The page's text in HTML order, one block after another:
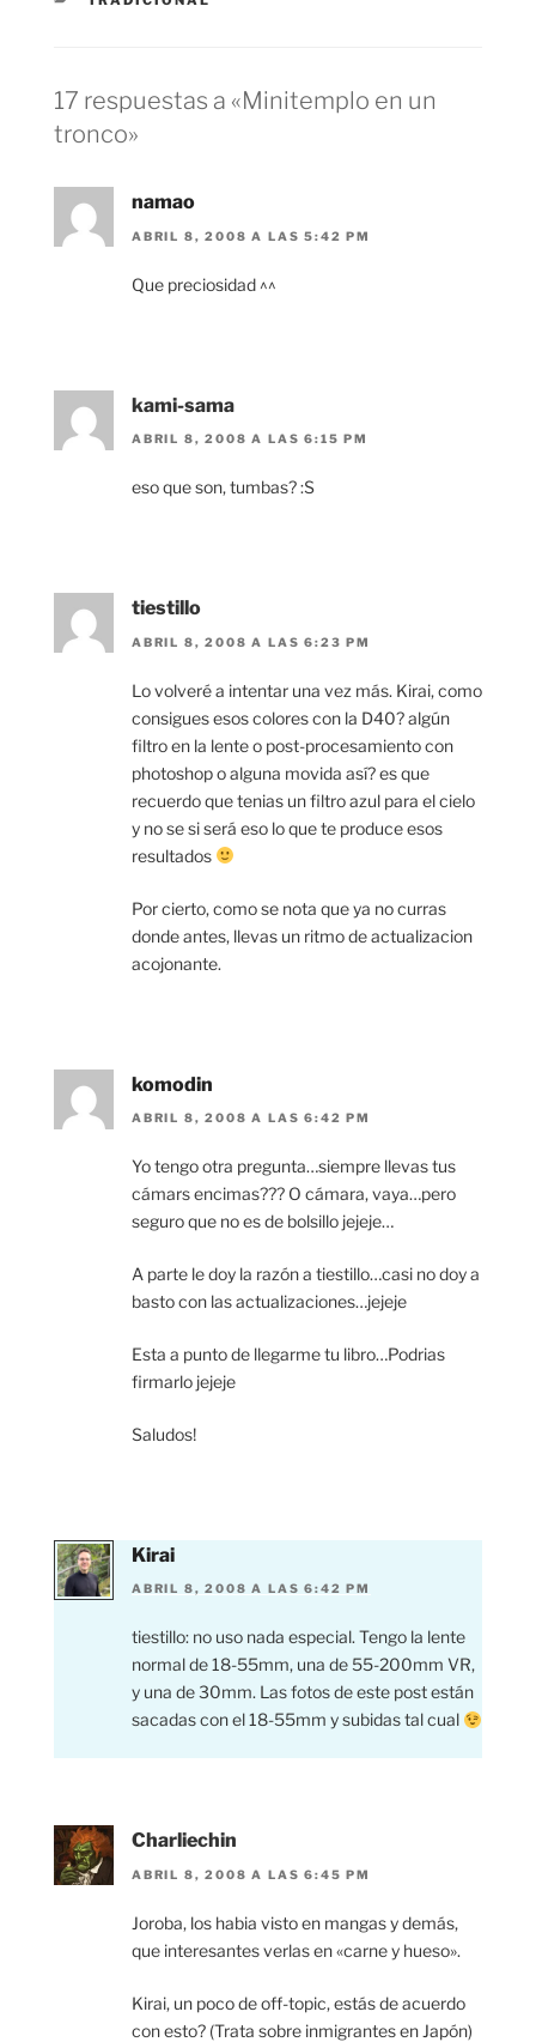
17 respuestas a «Minitemplo en un
tronco»
namao
ABRIL 8, 2008 A LAS 5:42 PM
Que preciosidad ^^
kami-sama
ABRIL 8, 2008 A LAS 6:15 PM
eso que son, tumbas? :S
tiestillo
ABRIL 8, 2008 A LAS 6:23 PM
Lo volveré a intentar una vez más. Kirai, como
consigues esos colores con la D40? algún
filtro en la lente o post-procesamiento con
photoshop o alguna movida así? es que
recuerdo que tenias un filtro azul para el cielo
y no se si será eso lo que te produce esos
resultados
Por cierto, como se nota que ya no curras
donde antes, llevas un ritmo de actualizacion
acojonante.
komodin
ABRIL 8, 2008 A LAS 6:42 PM
Yo tengo otra pregunta…siempre llevas tus
cámars encimas??? O cámara, vaya…pero
seguro que no es de bolsillo jejeje…
A parte le doy la razón a tiestillo…casi no doy a
basto con las actualizaciones…jejeje
Esta a punto de llegarme tu libro…Podrias
firmarlo jejeje
Saludos!
Kirai
ABRIL 8, 2008 A LAS 6:42 PM
tiestillo: no uso nada especial. Tengo la lente
normal de 18-55mm, una de 55-200mm VR,
y una de 30mm. Las fotos de este post están
sacadas con el 18-55mm y subidas tal cual
Charliechin
ABRIL 8, 2008 A LAS 6:45 PM
Joroba, los habia visto en mangas y demás,
que interesantes verlas en «carne y hueso».
Kirai, un poco de off-topic, estás de acuerdo
con esto? (Trata sobre inmigrantes en Japón)